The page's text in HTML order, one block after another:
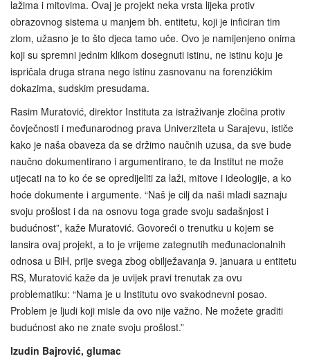
lažima i mitovima. Ovaj je projekt neka vrsta lijeka protiv
obrazovnog sistema u manjem bh. entitetu, koji je inficiran tim
zlom, užasno je to što djeca tamo uče. Ovo je namijenjeno onima
koji su spremni jednim klikom dosegnuti istinu, ne istinu koju je
ispričala druga strana nego istinu zasnovanu na forenzičkim
dokazima, sudskim presudama.
Rasim Muratović, direktor Instituta za istraživanje zločina protiv
čovječnosti i međunarodnog prava Univerziteta u Sarajevu, ističe
kako je naša obaveza da se držimo naučnih uzusa, da sve bude
naučno dokumentirano i argumentirano, te da Institut ne može
utjecati na to ko će se opredijeliti za laži, mitove i ideologije, a ko
hoće dokumente i argumente. “Naš je cilj da naši mladi saznaju
svoju prošlost i da na osnovu toga grade svoju sadašnjost i
budućnost”, kaže Muratović. Govoreći o trenutku u kojem se
lansira ovaj projekt, a to je vrijeme zategnutih međunacionalnih
odnosa u BiH, prije svega zbog obilježavanja 9. januara u entitetu
RS, Muratović kaže da je uvijek pravi trenutak za ovu
problematiku: “Nama je u Institutu ovo svakodnevni posao.
Problem je ljudi koji misle da ovo nije važno. Ne možete graditi
budućnost ako ne znate svoju prošlost.”
Izudin Bajrović, glumac